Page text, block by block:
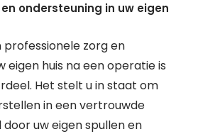
ondersteuning in uw eigen
zorg en
eigen huis na een operatie is
Het stelt u in staat om
in een vertrouwde
uw eigen spullen en